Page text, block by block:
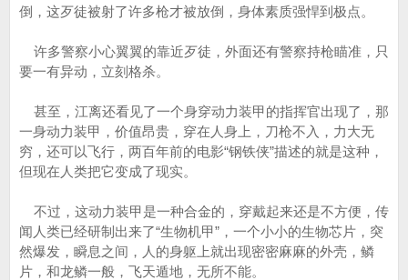
倒，这歹徒被射了许多枪才被放倒，身体素质强悍到极点。
许多警察小心翼翼的靠近歹徒，外面还有警察持枪瞄准，只
要一有异动，立刻格杀。
甚至，江离还看见了一个身穿动力装甲的指挥官出现了，那
一身动力装甲，价值昂贵，穿在人身上，刀枪不入，力大无
穷，还可以飞行，两百年前的电影“钢铁侠”描述的就是这种，
但现在人类把它变成了现实。
不过，这动力装甲是一种合金的，穿戴起来还是不方便，传
闻人类已经研制出来了“生物机甲”，一个小小的生物芯片，突
然爆发，瞬息之间，人的身躯上就出现密密麻麻的外壳，鳞
片，和龙鳞一般，飞天遁地，无所不能。